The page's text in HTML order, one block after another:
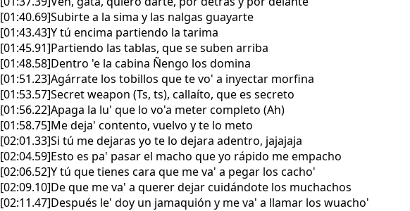
[01:40.69]Subirte a la sima y las nalgas guayarte
[01:43.43]Y tú encima partiendo la tarima
[01:45.91]Partiendo las tablas, que se suben arriba
[01:48.58]Dentro 'e la cabina Ñengo los domina
[01:51.23]Agárrate los tobillos que te vo' a inyectar morfina
[01:53.57]Secret weapon (Ts, ts), callaíto, que es secreto
[01:56.22]Apaga la lu' que lo vo'a meter completo (Ah)
[01:58.75]Me deja' contento, vuelvo y te lo meto
[02:01.33]Si tú me dejaras yo te lo dejara adentro, jajajaja
[02:04.59]Esto es pa' pasar el macho que yo rápido me empacho
[02:06.52]Y tú que tienes cara que me va' a pegar los cacho'
[02:09.10]De que me va' a querer dejar cuidándote los muchachos
[02:11.47]Después le' doy un jamaquión y me va' a llamar los wuacho'